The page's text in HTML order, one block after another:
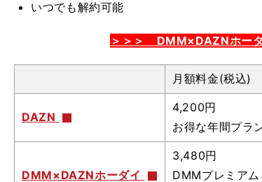
いつでも解約可能
＞＞＞ DMM×DAZNホー
月額料金(税込)
DAZN
4,200円
お得な年間プラ
DMM×DAZNホーダイ
3,480円
DMMプレミア